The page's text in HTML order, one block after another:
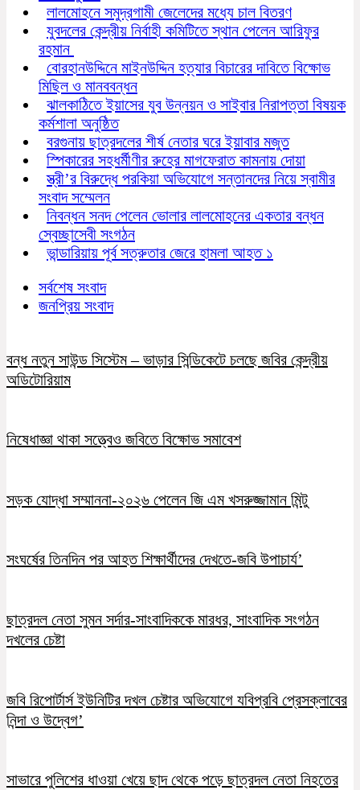
লালমোহনে সমুদ্রগামী জেলেদের মধ্যে চাল বিতরণ
যুবদলের কেন্দ্রীয় নির্বাহী কমিটিতে স্থান পেলেন আরিফুর
রহমান
বোরহানউদ্দিনে মাইনউদ্দিন হত্যার বিচারের দাবিতে বিক্ষোভ
মিছিল ও মানববন্ধন
ঝালকাঠিতে ইয়াসের যুব উন্নয়ন ও সাইবার নিরাপত্তা বিষয়ক
কর্মশালা অনুষ্ঠিত
বরগুনায় ছাত্রদলের শীর্ষ নেতার ঘরে ইয়াবার মজুত
স্পিকারের সহধর্মীণীর রুহের মাগফেরাত কামনায় দোয়া
স্ত্রী’র বিরুদ্ধে পরকিয়া অভিযোগে সন্তানদের নিয়ে স্বামীর
সংবাদ সম্মেলন
নিবন্ধন সনদ পেলেন ভোলার লালমোহনের একতার বন্ধন
স্বেচ্ছাসেবী সংগঠন
ভান্ডারিয়ায় পূর্ব সত্রুতার জেরে হামলা আহত ১
সর্বশেষ সংবাদ
জনপ্রিয় সংবাদ
বন্ধ নতুন সাউন্ড সিস্টেম – ভাড়ার সিন্ডিকেটে চলছে জবির কেন্দ্রীয়
অডিটোরিয়াম
নিষেধাজ্ঞা থাকা সত্ত্বেও জবিতে বিক্ষোভ সমাবেশ
সড়ক যোদ্ধা সম্মাননা-২০২৬ পেলেন জি এম খসরুজ্জামান মিন্টু
সংঘর্ষের তিনদিন পর আহত শিক্ষার্থীদের দেখতে-জবি উপাচার্য’
ছাত্রদল নেতা সুমন সর্দার-সাংবাদিককে মারধর, সাংবাদিক সংগঠন
দখলের চেষ্টা
জবি রিপোর্টার্স ইউনিটির দখল চেষ্টার অভিযোগে যবিপ্রবি প্রেসক্লাবের
নিন্দা ও উদ্বেগ’
সাভারে পুলিশের ধাওয়া খেয়ে ছাদ থেকে পড়ে ছাত্রদল নেতা নিহতের